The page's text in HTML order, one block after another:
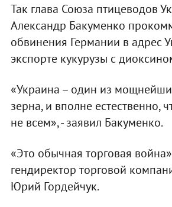
Так глава Союза птицеводов
Александр Бакуменко
обвинения Германии в адрес
экспорте кукурузы с
«Украина – один из
зерна, и вполне естественно,
не всем», - заявил Бакуменко.
«Это обычная торговая
гендиректор торговой
Юрий Гордейчук.